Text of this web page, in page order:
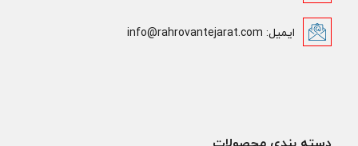
ایمیل: info@rahrovantejarat.com